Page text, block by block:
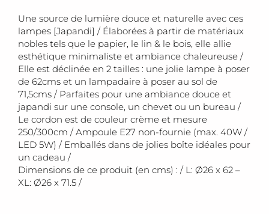
Une source de lumière douce et naturelle avec ces
lampes [Japandi] / Élaborées à partir de matériaux
nobles tels que le papier, le lin & le bois, elle allie
esthétique minimaliste et ambiance chaleureuse /
Elle est déclinée en 2 tailles : une jolie lampe à poser
de 62cms et un lampadaire à poser au sol de
71,5cms / Parfaites pour une ambiance douce et
japandi sur une console, un chevet ou un bureau /
Le cordon est de couleur crème et mesure
250/300cm / Ampoule E27 non-fournie (max. 40W /
LED 5W) / Emballés dans de jolies boîte idéales pour
un cadeau /
Dimensions de ce produit (en cms) : / L: Ø26 x 62 –
XL: Ø26 x 71.5 /